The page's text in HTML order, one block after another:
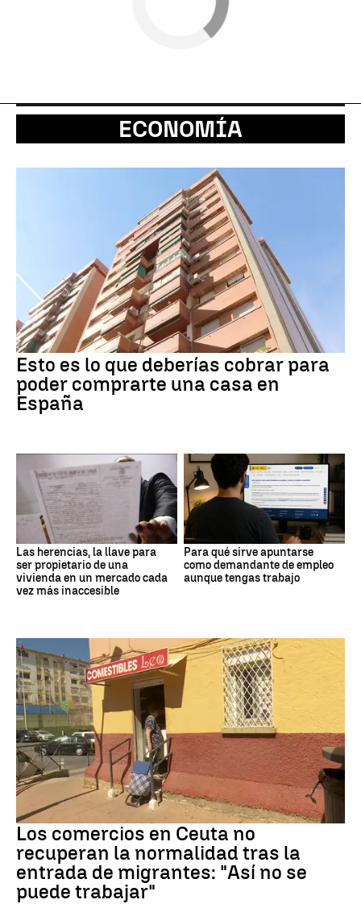
ECONOMÍA
Esto es lo que deberías cobrar para
poder comprarte una casa en
España
Las herencias, la llave para
ser propietario de una
vivienda en un mercado cada
vez más inaccesible
Para qué sirve apuntarse
como demandante de empleo
aunque tengas trabajo
Crisis migrantes
Los comercios en Ceuta no
recuperan la normalidad tras la
entrada de migrantes: "Así no se
puede trabajar"